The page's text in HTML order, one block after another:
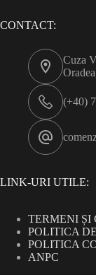
CONTACT:
Cuza
(+40)
LINK-URI UTILE:
TERMENI ȘI
POLITICA
POLITICA
ANPC